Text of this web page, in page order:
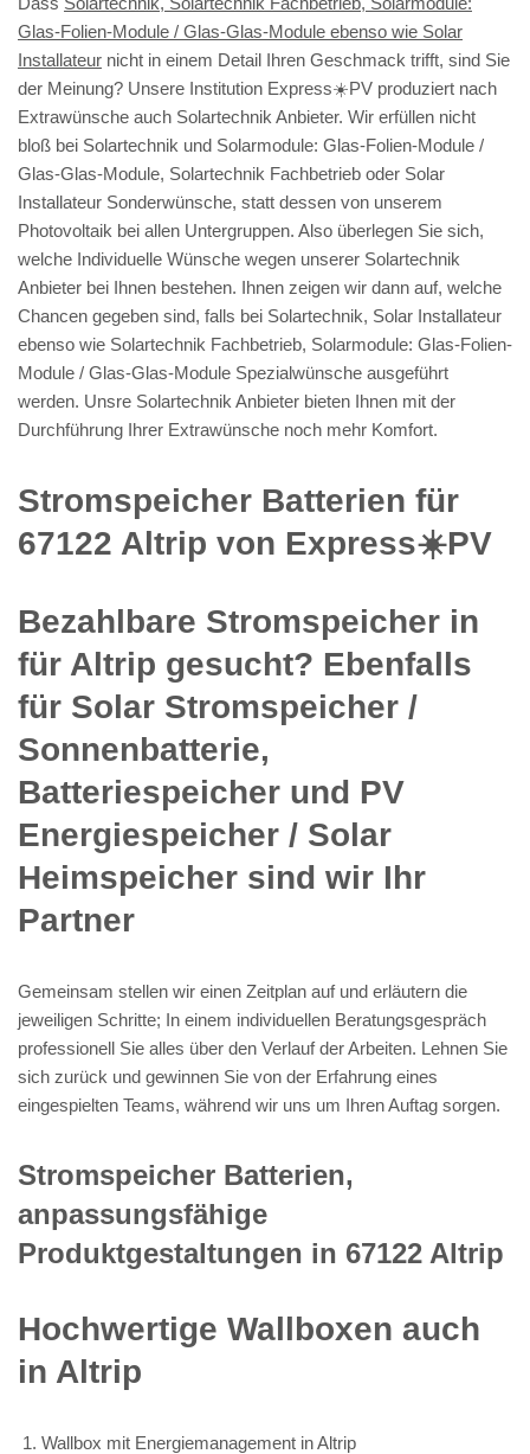
Glas-Folien-Module / Glas-Glas-Module ebenso wie Solar
Installateur nicht in einem Detail Ihren Geschmack trifft, sind Sie
der Meinung? Unsere Institution Express☀️PV️ produziert nach
Extrawünsche auch Solartechnik Anbieter. Wir erfüllen nicht
bloß bei Solartechnik und Solarmodule: Glas-Folien-Module /
Glas-Glas-Module, Solartechnik Fachbetrieb oder Solar
Installateur Sonderwünsche, statt dessen von unserem
Photovoltaik bei allen Untergruppen. Also überlegen Sie sich,
welche Individuelle Wünsche wegen unserer Solartechnik
Anbieter bei Ihnen bestehen. Ihnen zeigen wir dann auf, welche
Chancen gegeben sind, falls bei Solartechnik, Solar Installateur
ebenso wie Solartechnik Fachbetrieb, Solarmodule: Glas-Folien-
Module / Glas-Glas-Module Spezialwünsche ausgeführt
werden. Unsre Solartechnik Anbieter bieten Ihnen mit der
Durchführung Ihrer Extrawünsche noch mehr Komfort.
Stromspeicher Batterien für
67122 Altrip von Express☀️PV️
Bezahlbare Stromspeicher in
für Altrip gesucht? Ebenfalls
für Solar Stromspeicher /
Sonnenbatterie,
Batteriespeicher und PV
Energiespeicher / Solar
Heimspeicher sind wir Ihr
Partner
Gemeinsam stellen wir einen Zeitplan auf und erläutern die
jeweiligen Schritte; In einem individuellen Beratungsgespräch
professionell Sie alles über den Verlauf der Arbeiten. Lehnen Sie
sich zurück und gewinnen Sie von der Erfahrung eines
eingespielten Teams, während wir uns um Ihren Auftag sorgen.
Stromspeicher Batterien,
anpassungsfähige
Produktgestaltungen in 67122 Altrip
Hochwertige Wallboxen auch
in Altrip
Wallbox mit Energiemanagement in Altrip